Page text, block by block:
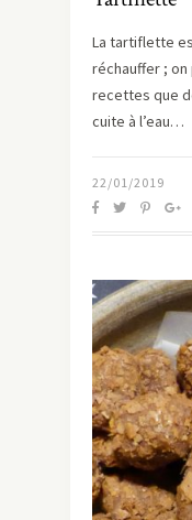
La tartiflette
réchauffer ; on
recettes que
cuite à l’eau…
22/01/2019